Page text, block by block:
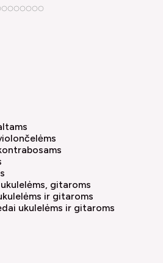
14151617181920
gitaroms
ir gitaroms
ukulelėms ir gitaroms